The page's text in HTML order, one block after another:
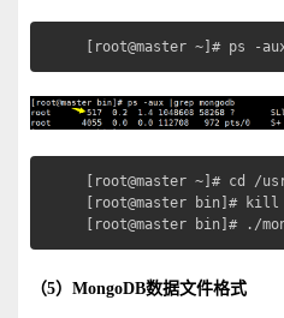
[root@master ~]# ps -
[root@master ~]# cd /
[root@master bin]# kill
[root@master bin]# ./
（5）MongoDB数据文件格式